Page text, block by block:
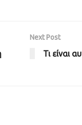
Next Post
Τι είναι